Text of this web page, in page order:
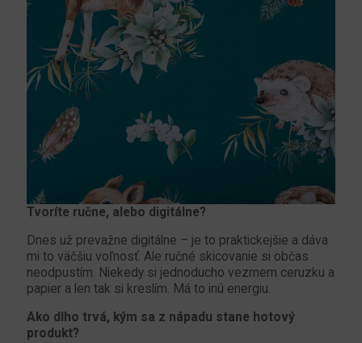
Tvoríte ručne, alebo digitálne?
Dnes už prevažne digitálne – je to praktickejšie a dáva
mi to väčšiu voľnosť. Ale ručné skicovanie si občas
neodpustím. Niekedy si jednoducho vezmem ceruzku a
papier a len tak si kreslím. Má to inú energiu.
Ako dlho trvá, kým sa z nápadu stane hotový
produkt?